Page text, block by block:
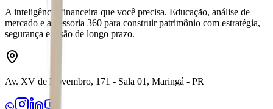
A inteligência financeira que você precisa. Educação, análise de
mercado e assessoria 360 para construir patrimônio com estratégia,
segurança e visão de longo prazo.
Av. XV de Novembro, 171 - Sala 01, Maringá - PR